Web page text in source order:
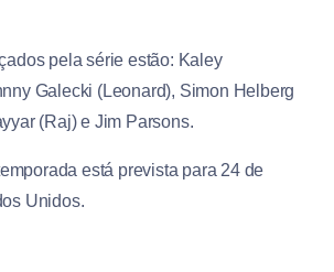
pela série estão: Kaley
Galecki (Leonard), Simon Helberg
(Raj) e Jim Parsons.
está prevista para 24 de
Unidos.